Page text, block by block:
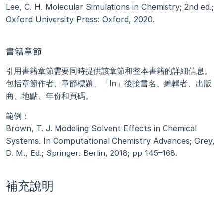
Lee, C. H. Molecular Simulations in Chemistry; 2nd ed.;
Oxford University Press: Oxford, 2020.
書籍章節
引用書籍章節需要同時提供該章節和整本書籍的詳細信息。
包括章節作者、章節標題、「In」後接書名、編輯者、出版
商、地點、年份和頁碼。
範例：
Brown, T. J. Modeling Solvent Effects in Chemical
Systems. In Computational Chemistry Advances; Grey,
D. M., Ed.; Springer: Berlin, 2018; pp 145–168.
補充說明